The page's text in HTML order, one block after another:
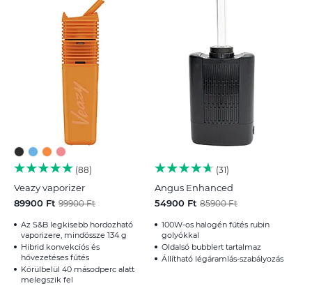
88
Veazy vaporizer
89900 Ft 99900 Ft
Az S&B legkisebb hordozható
vaporizere, mindössze 134 g
Hibrid konvekciós és
hővezetéses fűtés
Körülbelül 40 másodperc alatt
melegszik fel
31
Angus Enhanced
54900 Ft 85900 Ft
100W-os halogén fűtés rubin
golyókkal
Oldalsó bubblert tartalmaz
Állítható légáramlás-szabályozás